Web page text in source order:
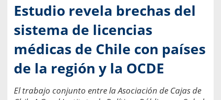
Estudio revela brechas del
sistema de licencias
médicas de Chile con países
de la región y la OCDE
El trabajo conjunto entre la Asociación de Cajas de